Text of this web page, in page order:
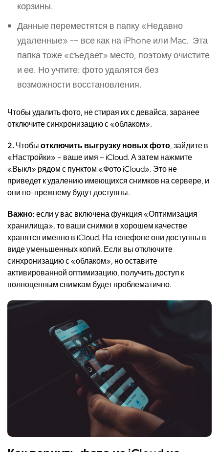
корзины.
Данные переместятся в папку «Недавно
удаленные» -– все как на iPhone или Mac. Эта
папка тоже «съедает» место, поэтому очистите
и ее. Но учтите: фото удалятся без
возможности восстановления.
Чтобы удалить фото, не стирая их с девайса, заранее
отключите синхронизацию с «облаком».
2. Чтобыотключить выгрузку новых фото, зайдите в
«Настройки» – ваше имя – iCloud. А затем нажмите
«Выкл» рядом с пунктом «Фото iCloud». Это не
приведет к удалению имеющихся снимков на сервере, и
они по-прежнему будут доступны.
Важно:если у вас включена функция «Оптимизация
хранилища», то ваши снимки в хорошем качестве
хранятся именно в iCloud. На телефоне они доступны в
виде уменьшенных копий. Если вы отключите
синхронизацию с «облаком», но оставите
активированной оптимизацию, получить доступ к
полноценным снимкам будет проблематично.